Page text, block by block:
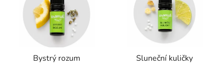
Bystrý rozum Sluneční kuličky